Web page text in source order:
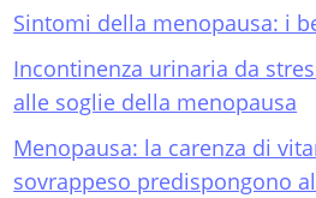
Sintomi della menopausa: i
Incontinenza urinaria da
alle soglie della menopausa
Menopausa: la carenza di
sovrappeso predispongono